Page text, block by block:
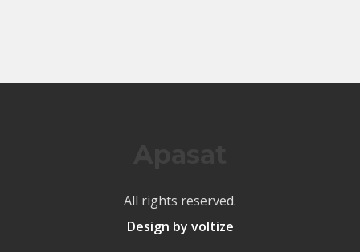
All rights reserved.
Design by voltize